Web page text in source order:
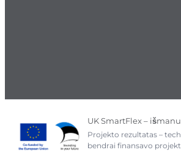
UK SmartFlex –
Projekto rezultatas –
bendrai finansavo